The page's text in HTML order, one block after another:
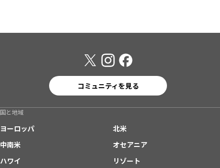
コミュニティを見る
国と地域
ヨーロッパ
北米
中南米
オセアニア
ハワイ
リゾート